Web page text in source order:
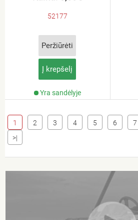
52177
Peržiūrėti
Į krepšelį
Yra sandėlyje
1 2 3 4 5 6 7
>|